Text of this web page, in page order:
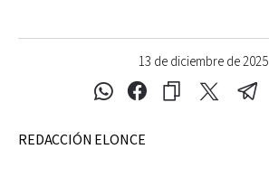
13 de diciembre de 2025
REDACCIÓN ELONCE